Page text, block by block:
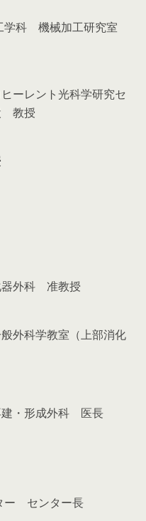
科 機械加工研究室
レント光科学研究セ
教授
外科 准教授
外科学教室（上部消化
・形成外科 医長
ー センター長